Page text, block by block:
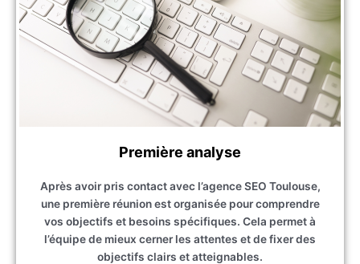
Première analyse
Après avoir pris contact avec l’agence SEO Toulouse,
une première réunion est organisée pour comprendre
vos objectifs et besoins spécifiques. Cela permet à
l’équipe de mieux cerner les attentes et de fixer des
objectifs clairs et atteignables.